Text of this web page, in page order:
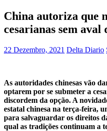
China autoriza que
cesarianas sem aval
22 Dezembro, 2021 Delta Diario
As autoridades chinesas vão
optarem por se submeter a
discordem da opção. A
estatal chinesa na terça-feira,
para salvaguardar os direitos
qual as tradições continuam a